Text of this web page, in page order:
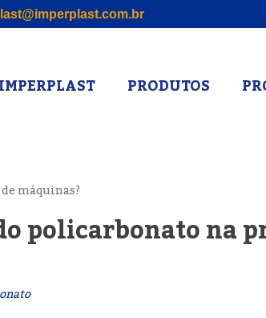
PRODUTOS
policarbonato na